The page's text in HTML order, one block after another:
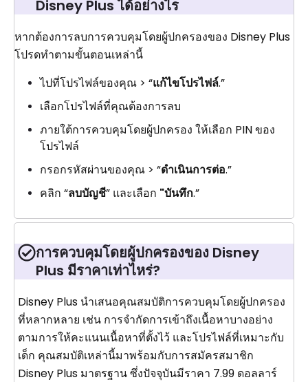
Disney Plus ได้อย่างไร
หากต้องการลบการควบคุมโดยผู้ปกครองของ Disney Plus
โปรดทำตามขั้นตอนเหล่านี้
ไปที่โปรไฟล์ของคุณ > “แก้ไขโปรไฟล์.”
เลือกโปรไฟล์ที่คุณต้องการลบ
ภายใต้การควบคุมโดยผู้ปกครอง ให้เลือก PIN ของ
โปรไฟล์
กรอกรหัสผ่านของคุณ > “ดำเนินการต่อ.”
คลิก “ลบบัญชี” และเลือก "บันทึก.”
การควบคุมโดยผู้ปกครองของ Disney
Plus มีราคาเท่าไหร่?
Disney Plus นำเสนอคุณสมบัติการควบคุมโดยผู้ปกครอง
ที่หลากหลาย เช่น การจำกัดการเข้าถึงเนื้อหาบางอย่าง
ตามการให้คะแนนเนื้อหาที่ตั้งไว้ และโปรไฟล์ที่เหมาะกับ
เด็ก คุณสมบัติเหล่านี้มาพร้อมกับการสมัครสมาชิก
Disney Plus มาตรฐาน ซึ่งปัจจุบันมีราคา 7.99 ดอลลาร์